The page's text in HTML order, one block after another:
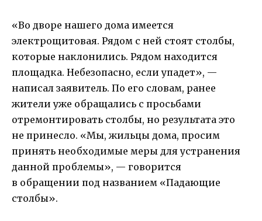
«Во дворе нашего дома имеется
электрощитовая. Рядом с ней стоят столбы,
которые наклонились. Рядом находится
площадка. Небезопасно, если упадет», —
написал заявитель. По его словам, ранее
жители уже обращались с просьбами
отремонтировать столбы, но результата это
не принесло. «Мы, жильцы дома, просим
принять необходимые меры для устранения
данной проблемы», — говорится
в обращении под названием «Падающие
столбы».